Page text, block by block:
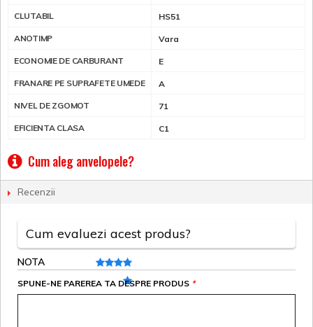
CLUTABIL HS51
ANOTIMP Vara
ECONOMIE DE CARBURANT E
FRANARE PE SUPRAFETE UMEDE A
NIVEL DE ZGOMOT 71
EFICIENTA CLASA C1
Cum aleg anvelopele?
Recenzii
Cum evaluezi acest produs?
NOTA
*
SPUNE-NE PAREREA TA DESPRE PRODUS